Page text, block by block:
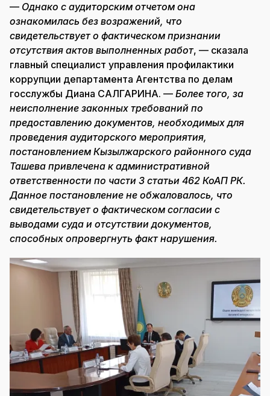
— Однако с аудиторским отчетом она
ознакомилась без возражений, что
свидетельствует о фактическом признании
отсутствия актов выполненных работ, — сказала
главный специалист управления профилактики
коррупции департамента Агентства по делам
госслужбы Диана САЛГАРИНА. — Более того, за
неисполнение законных требований по
предоставлению документов, необходимых для
проведения аудиторского мероприятия,
постановлением Кызылжарского районного суда
Ташева привлечена к административной
ответственности по части 3 статьи 462 КоАП РК.
Данное постановление не обжаловалось, что
свидетельствует о фактическом согласии с
выводами суда и отсутствии документов,
способных опровергнуть факт нарушения.